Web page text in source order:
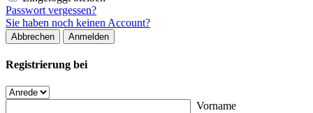
Passwort vergessen?
Sie haben noch keinen Account?
Abbrechen Anmelden
Registrierung bei
Vorname